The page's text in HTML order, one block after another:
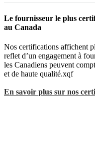
Le fournisseur le plus
au Canada
Nos certifications affichent
reflet d’un engagement à
les Canadiens peuvent
et de haute qualité.xqf
En savoir plus sur nos